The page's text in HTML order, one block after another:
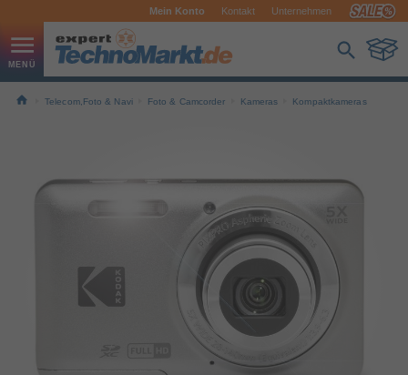
Mein Konto Kontakt Unternehmen
Telecom,Foto & Navi Foto & Camcorder Kameras Kompaktkameras